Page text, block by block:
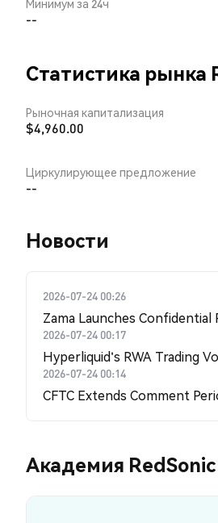
Минимум за 24ч
--
Статистика рынка
Рыночная капитализация
$4,960.00
Циркулирующее предложение
--
Новости
2026-07-24 00:26
Zama Launches
2026-07-24 00:17
Hyperliquid's RWA Trading
2026-07-24 00:14
CFTC Extends Comment
Академия